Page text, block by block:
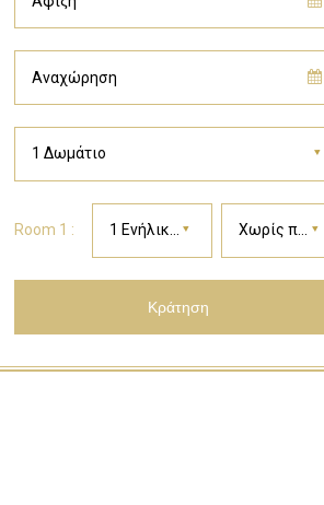
1 Δωμάτιο
Room 1 : 1 Ενήλικας Χωρίς παιδιά